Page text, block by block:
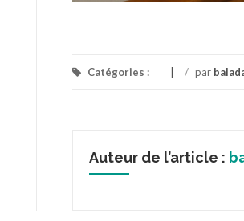
Catégories : / par
Auteur de l’article :